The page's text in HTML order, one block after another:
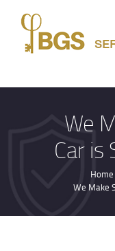
We
Car is
Home
We Make